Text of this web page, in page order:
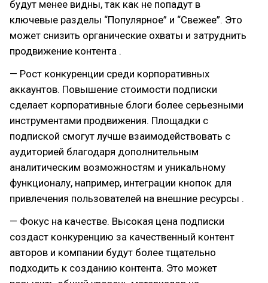
будут менее видны, так как не попадут в
ключевые разделы “Популярное” и “Свежее”. Это
может снизить органические охваты и затруднить
продвижение контента .
— Рост конкуренции среди корпоративных
аккаунтов. Повышение стоимости подписки
сделает корпоративные блоги более серьезными
инструментами продвижения. Площадки с
подпиской смогут лучше взаимодействовать с
аудиторией благодаря дополнительным
аналитическим возможностям и уникальному
функционалу, например, интеграции кнопок для
привлечения пользователей на внешние ресурсы .
— Фокус на качестве. Высокая цена подписки
создаст конкуренцию за качественный контент
авторов и компании будут более тщательно
подходить к созданию контента. Это может